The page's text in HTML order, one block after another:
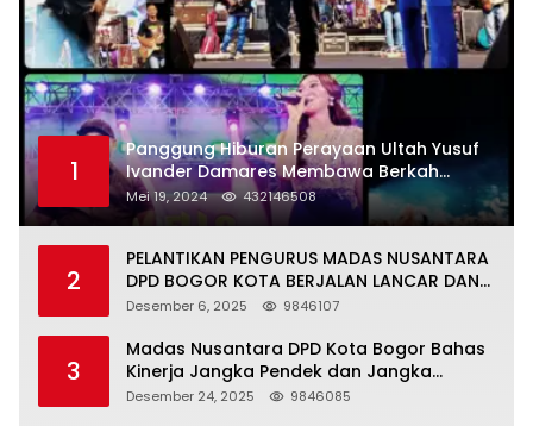
1
Panggung Hiburan Perayaan Ultah Yusuf
Ivander Damares Membawa Berkah
Warga Kejapanan
Mei 19, 2024 432146508
2
PELANTIKAN PENGURUS MADAS NUSANTARA
DPD BOGOR KOTA BERJALAN LANCAR DAN
KHIDMAT
Desember 6, 2025 9846107
3
Madas Nusantara DPD Kota Bogor Bahas
Kinerja Jangka Pendek dan Jangka
Panjang
Desember 24, 2025 9846085